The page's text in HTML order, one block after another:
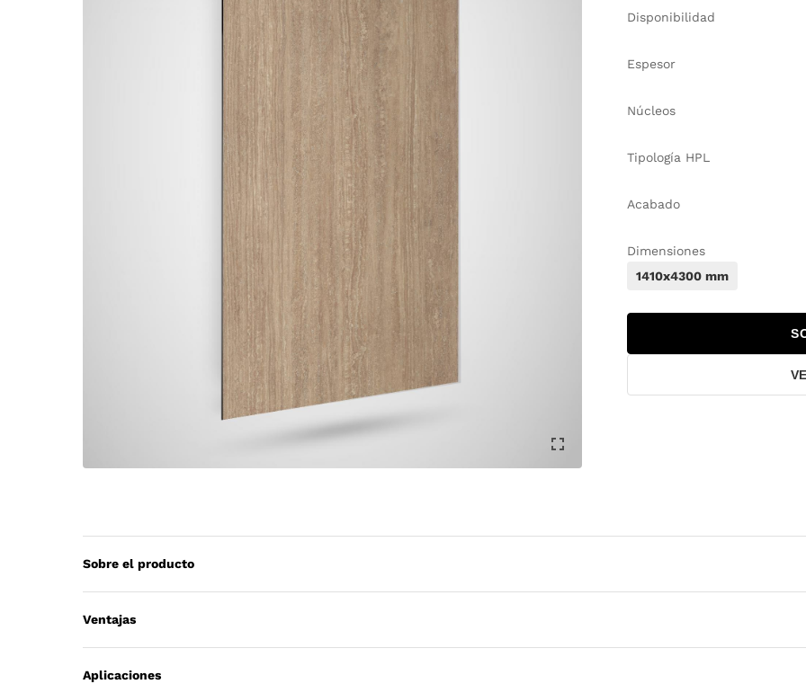
Disponibilidad
Espesor
Núcleos
Tipología HPL
Acabado
Dimensiones
1410x4300 mm
Sobre el producto
Ventajas
Aplicaciones